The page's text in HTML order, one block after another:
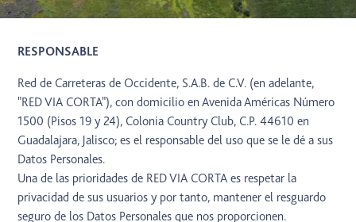
RESPONSABLE
Red de Carreteras de Occidente, S.A.B. de C.V. (en adelante,
"RED VIA CORTA"), con domicilio en Avenida Américas Número
1500 (Pisos 19 y 24), Colonia Country Club, C.P. 44610 en
Guadalajara, Jalisco; es el responsable del uso que se le dé a sus
Datos Personales.
Una de las prioridades de RED VIA CORTA es respetar la
privacidad de sus usuarios y por tanto, mantener el resguardo
seguro de los Datos Personales que nos proporcionen.